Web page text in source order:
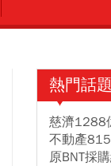
熱門話題
慈濟1288
不動產
原BNT採